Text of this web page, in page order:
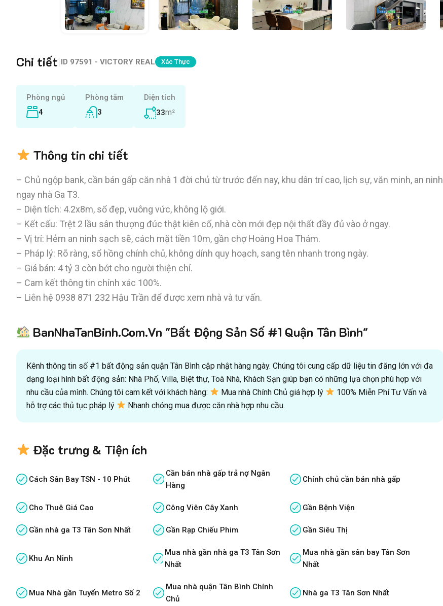
Chi tiết ID 97591 - VICTORY REAL Xác Thực
Phòng ngủ
4
Phòng tắm
3
Diện tích
33m²
Thông tin chi tiết
– Chủ ngộp bank, cần bán gấp căn nhà 1 đời chủ từ trước đến nay, khu dân trí cao, lịch sự, văn minh, an ninh
ngay nhà Ga T3.
– Diện tích: 4.2x8m, sổ đẹp, vuông vức, không lộ giới.
– Kết cấu: Trệt 2 lầu sân thượng đúc thật kiên cố, nhà còn mới đẹp nội thất đầy đủ vào ở ngay.
– Vị trí: Hẻm an ninh sạch sẽ, cách mặt tiền 10m, gần chợ Hoàng Hoa Thám.
– Pháp lý: Rõ ràng, sổ hồng chính chủ, không dính quy hoạch, sang tên nhanh trong ngày.
– Giá bán: 4 tỷ 3 còn bớt cho người thiện chí.
– Cam kết thông tin chính xác 100%.
– Liên hệ 0938 871 232 Hậu Trần để được xem nhà và tư vấn.
BanNhaTanBinh.Com.Vn "Bất Động Sản Số #1 Quận Tân Bình"
Kênh thông tin số #1 bất động sản quận Tân Bình cập nhật hàng ngày. Chúng tôi cung cấp dữ liệu tin đăng lớn với đa
dạng loại hình bất động sản: Nhà Phố, Villa, Biệt thự, Toà Nhà, Khách Sạn giúp bạn có những lựa chọn phù hợp với
nhu cầu của mình. Chúng tôi cam kết với khách hàng:
Mua nhà Chính Chủ giá hợp lý
100% Miễn Phí Tư Vấn và
hỗ trợ các thủ tục pháp lý
Nhanh chóng mua được căn nhà hợp nhu cầu.
Đặc trưng & Tiện ích
Cách Sân Bay TSN - 10 Phút
Cần bán nhà gấp trả nợ Ngân
Hàng
Chính chủ cần bán nhà gấp
Cho Thuê Giá Cao Công Viên Cây Xanh Gần Bệnh Viện
Gần nhà ga T3 Tân Sơn Nhất Gần Rạp Chiếu Phim Gần Siêu Thị
Khu An Ninh
Mua nhà gần nhà ga T3 Tân Sơn
Nhất
Mua nhà gần sân bay Tân Sơn
Nhất
Mua Nhà gần Tuyến Metro Số 2
Mua nhà quận Tân Bình Chính
Chủ
Nhà ga T3 Tân Sơn Nhất